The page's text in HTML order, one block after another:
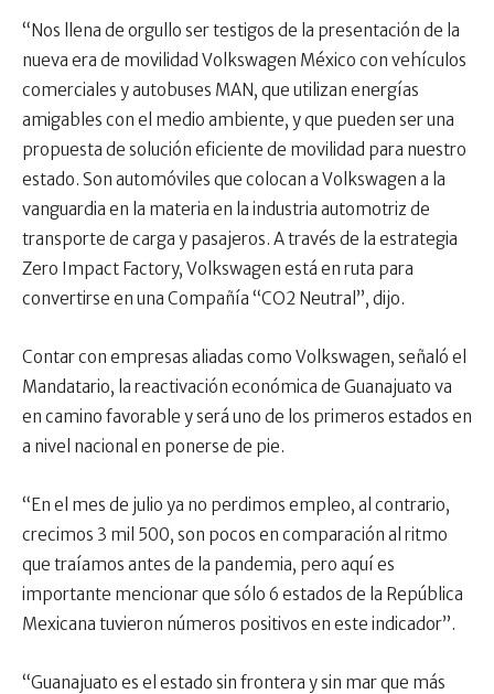
“Nos llena de orgullo ser testigos de la presentación de la
nueva era de movilidad Volkswagen México con vehículos
comerciales y autobuses MAN, que utilizan energías
amigables con el medio ambiente, y que pueden ser una
propuesta de solución eficiente de movilidad para nuestro
estado. Son automóviles que colocan a Volkswagen a la
vanguardia en la materia en la industria automotriz de
transporte de carga y pasajeros. A través de la estrategia
Zero Impact Factory, Volkswagen está en ruta para
convertirse en una Compañía “CO2 Neutral”, dijo.
Contar con empresas aliadas como Volkswagen, señaló el
Mandatario, la reactivación económica de Guanajuato va
en camino favorable y será uno de los primeros estados en
a nivel nacional en ponerse de pie.
“En el mes de julio ya no perdimos empleo, al contrario,
crecimos 3 mil 500, son pocos en comparación al ritmo
que traíamos antes de la pandemia, pero aquí es
importante mencionar que sólo 6 estados de la República
Mexicana tuvieron números positivos en este indicador”.
“Guanajuato es el estado sin frontera y sin mar que más